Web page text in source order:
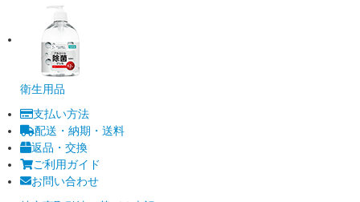
衛生用品
支払い方法
配送・納期・送料
返品・交換
ご利用ガイド
お問い合わせ